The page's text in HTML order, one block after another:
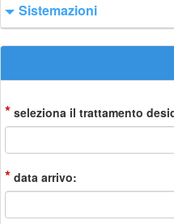
Sistemazioni
* seleziona il trattamento
* data arrivo: